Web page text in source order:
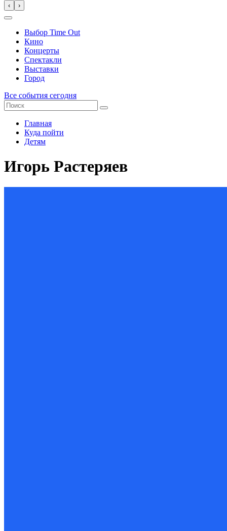
‹ ›
Выбор Time Out
Кино
Концерты
Спектакли
Выставки
Город
Все события сегодня
Главная
Куда пойти
Детям
Игорь Растеряев